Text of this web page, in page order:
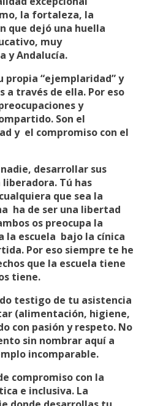
la fortaleza, la
que dejó una huella
muy
y Andalucía.
propia “ejemplaridad” y
a través de ella. Por eso
y
Son el
y el compromiso con el
desarrollar sus
liberadora. Tú has
que sea la
ha de ser una libertad
os preocupa la
la escuela bajo la cínica
Por eso siempre te he
que la escuela tiene
tiene.
testigo de tu asistencia
(alimentación, higiene,
con pasión y respeto. No
sin nombrar aquí a
incomparable.
compromiso con la
e inclusiva. La